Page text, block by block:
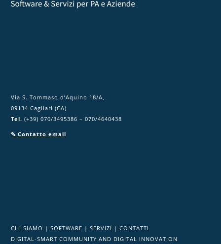
a
Via S. Tommaso d’Aquino 18/A,
09134 Cagliari (CA)
Tel. (+39) 070/3495386 – 070/4640438
✎ Contatto email
CHI SIAMO |SOFTWARE |SERVIZI |CONTATTI
DIGITAL-SMART COMMUNITY AND DIGITAL INNOVATION